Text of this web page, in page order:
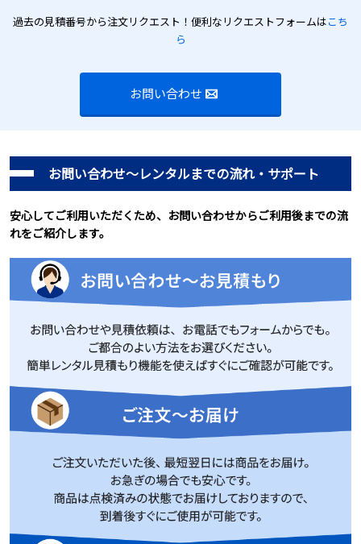
過去の見積番号から注文リクエスト！便利なリクエストフォームはこち
ら
お問い合わせ
お問い合わせ～レンタルまでの流れ・サポート
安心してご利用いただくため、お問い合わせからご利用後までの流
れをご紹介します。